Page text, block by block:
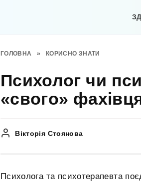
ГОЛОВНА » КОРИСНО ЗНАТИ
Психолог чи
«свого»
Вікторія Стоянова
Психолога та психотерапевта